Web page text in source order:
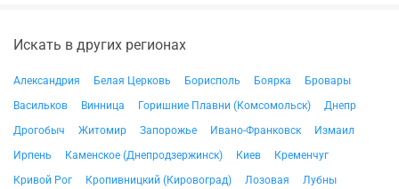
Искать в других регионах
Александрия Белая Церковь Борисполь Боярка
Бровары
Васильков
Винница Горишние Плавни (Комсомольск)
Днепр
Дрогобыч
Житомир Запорожье Ивано-Франковск
Измаил
Ирпень
Каменское (Днепродзержинск) Киев
Кременчуг
Кривой Рог
Кропивницкий (Кировоград) Лозовая
Лубны